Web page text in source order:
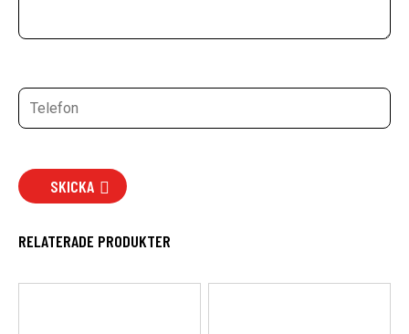
SKICKA
RELATERADE PRODUKTER